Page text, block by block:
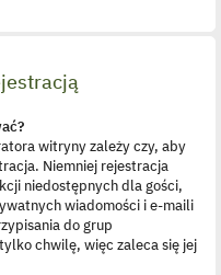
witryny zależy czy, aby
Niemniej rejestracja
niedostępnych dla gości,
wiadomości i e-maili
do grup
chwilę, więc zaleca się jej